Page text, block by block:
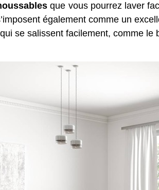
que vous pourrez laver
également comme un
se salissent facilement, comme le